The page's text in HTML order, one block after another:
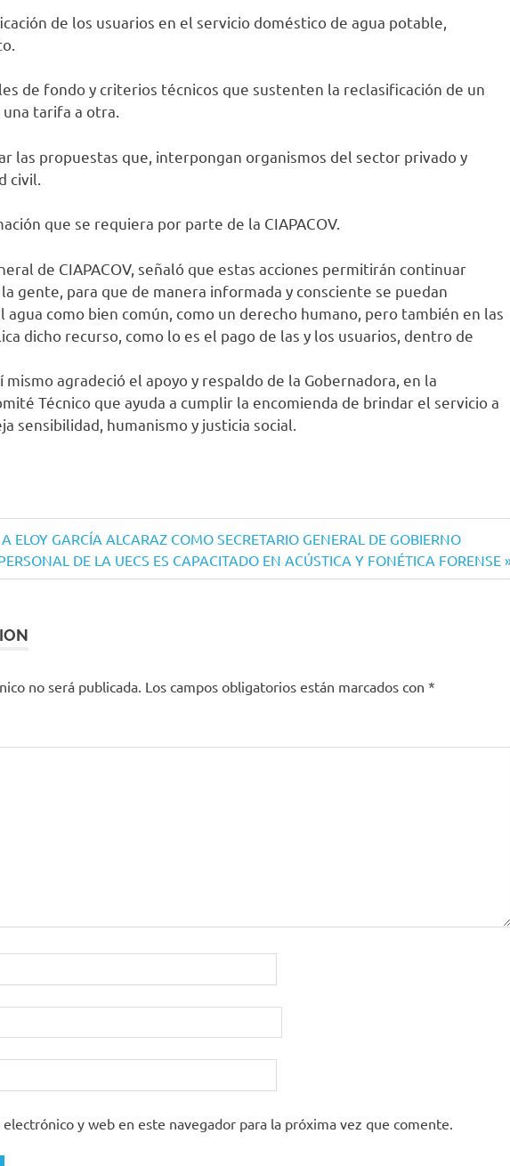
de los usuarios en el servicio doméstico de agua potable,
fondo y criterios técnicos que sustenten la reclasificación de un
una tarifa a otra.
propuestas que, interpongan organismos del sector privado y
civil.
que se requiera por parte de la CIAPACOV.
de CIAPACOV, señaló que estas acciones permitirán continuar
gente, para que de manera informada y consciente se puedan
como bien común, como un derecho humano, pero también en las
dicho recurso, como lo es el pago de las y los usuarios, dentro de
mismo agradeció el apoyo y respaldo de la Gobernadora, en la
Técnico que ayuda a cumplir la encomienda de brindar el servicio a
sensibilidad, humanismo y justicia social.
ELOY GARCÍA ALCARAZ COMO SECRETARIO GENERAL DE GOBIERNO
DE LA UECS ES CAPACITADO EN ACÚSTICA Y FONÉTICA FORENSE
no será publicada. Los campos obligatorios están marcados con *
y web en este navegador para la próxima vez que comente.